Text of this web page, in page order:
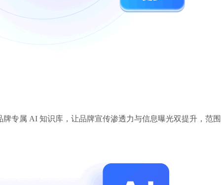
专属 AI 知识库，让品牌宣传渗透力与信息曝光双提升，范